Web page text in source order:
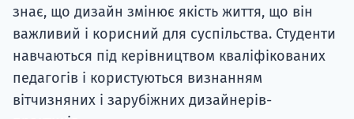
знає, що дизайн змінює якість життя, що він
важливий і корисний для суспільства. Студенти
навчаються під керівництвом кваліфікованих
педагогів і користуються визнанням
вітчизняних і зарубіжних дизайнерів-